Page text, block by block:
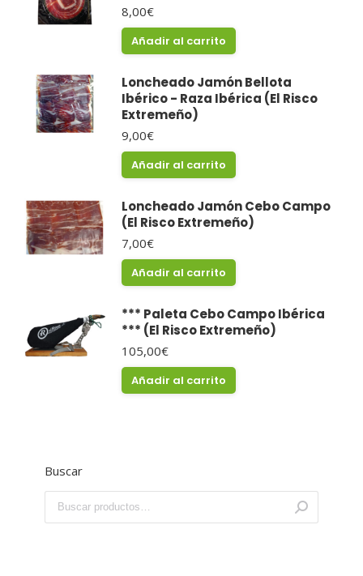
8,00€
Añadir al carrito
Loncheado Jamón Bellota
Ibérico - Raza Ibérica (El Risco
Extremeño)
9,00€
Añadir al carrito
Loncheado Jamón Cebo Campo
(El Risco Extremeño)
7,00€
Añadir al carrito
*** Paleta Cebo Campo Ibérica
*** (El Risco Extremeño)
105,00€
Añadir al carrito
Buscar